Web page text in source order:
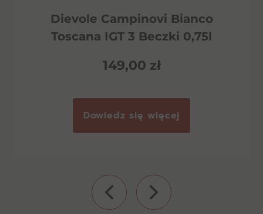
Dievole Campinovi Bianco
Toscana IGT 3 Beczki 0,75l
149,00 zł
Dowiedz się więcej